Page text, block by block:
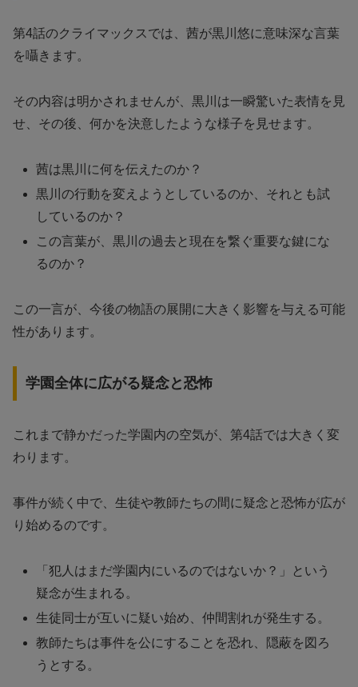
第4話のクライマックスでは、茜が黒川悠に意味深な言葉
を囁きます。
その内容は明かされませんが、黒川は一瞬驚いた表情を見
せ、その後、何かを決意したような様子を見せます。
茜は黒川に何を伝えたのか？
黒川の行動を変えようとしているのか、それとも試
しているのか？
この言葉が、黒川の過去と現在を繋ぐ重要な鍵にな
るのか？
この一言が、今後の物語の展開に大きく影響を与える可能
性があります。
学園全体に広がる疑念と恐怖
これまで静かだった学園内の空気が、第4話では大きく変
わります。
事件が続く中で、生徒や教師たちの間に疑念と恐怖が広が
り始めるのです。
「犯人はまだ学園内にいるのではないか？」という
疑念が生まれる。
生徒同士が互いに疑い始め、仲間割れが発生する。
教師たちは事件を公にすることを恐れ、隠蔽を図ろ
うとする。